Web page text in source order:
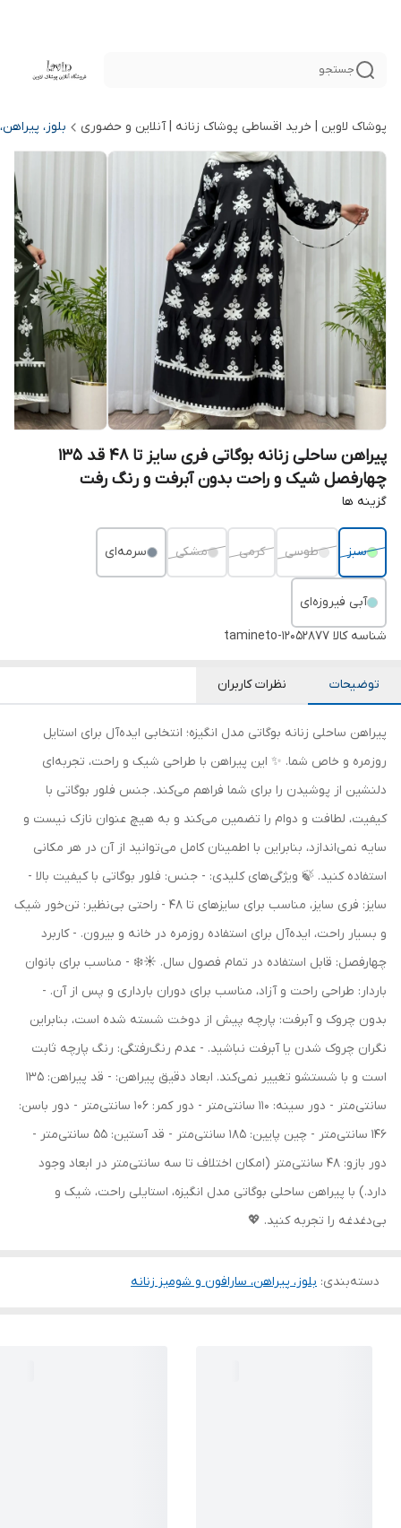
جستجو
پوشاک لاوین | خرید اقساطی پوشاک زنانه | آنلاین و حضوری بلوز،
پیراهن ساحلی زنانه بوگاتی فری سایز تا 48 قد 135
چهارفصل شیک و راحت بدون آبرفت و رنگ رفت
گزینه ها
سبز طوسی کرمی مشکی سرمه‌ای
آبی فیروزه‌ای
شناسه کالا tamineto-12052877
توضیحات نظرات کاربران
پیراهن ساحلی زنانه بوگاتی مدل انگیزه؛ انتخابی ایده‌آل برای استایل
روزمره و خاص شما. ✨ این پیراهن با طراحی شیک و راحت، تجربه‌ای
دلنشین از پوشیدن را برای شما فراهم می‌کند. جنس فلور بوگاتی با
کیفیت، لطافت و دوام را تضمین می‌کند و به هیچ عنوان نازک نیست و
سایه نمی‌اندازد، بنابراین با اطمینان کامل می‌توانید از آن در هر مکانی
استفاده کنید. 🍃 ویژگی‌های کلیدی: - جنس: فلور بوگاتی با کیفیت بالا -
سایز: فری سایز، مناسب برای سایزهای تا 48 - راحتی بی‌نظیر: تن‌خور شیک
و بسیار راحت، ایده‌آل برای استفاده روزمره در خانه و بیرون. - کاربرد
چهارفصل: قابل استفاده در تمام فصول سال. ☀️❄️ - مناسب برای بانوان
باردار: طراحی راحت و آزاد، مناسب برای دوران بارداری و پس از آن. -
بدون چروک و آبرفت: پارچه پیش از دوخت شسته شده است، بنابراین
نگران چروک شدن یا آبرفت نباشید. - عدم رنگ‌رفتگی: رنگ پارچه ثابت
است و با شستشو تغییر نمی‌کند. ابعاد دقیق پیراهن: - قد پیراهن: 135
سانتی‌متر - دور سینه: 110 سانتی‌متر - دور کمر: 106 سانتی‌متر - دور باسن:
146 سانتی‌متر - چین پایین: 185 سانتی‌متر - قد آستین: 55 سانتی‌متر -
دور بازو: 48 سانتی‌متر (امکان اختلاف تا سه سانتی‌متر در ابعاد وجود
دارد.) با پیراهن ساحلی بوگاتی مدل انگیزه، استایلی راحت، شیک و
بی‌دغدغه را تجربه کنید. 💖
دسته‌بندی: بلوز، پیراهن، سارافون و شومیز زنانه